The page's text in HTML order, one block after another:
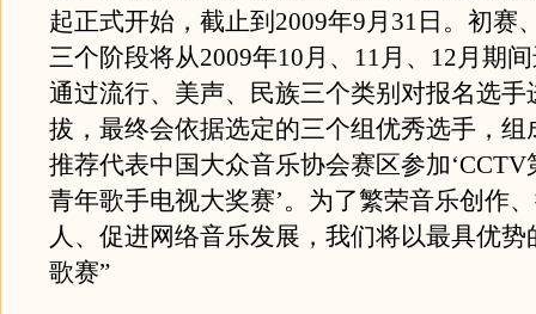
起正式开始，截止到2009年9月31日。初赛
三个阶段将从2009年10月、11月、12月期
通过流行、美声、民族三个类别对报名选手
拔，最终会依据选定的三个组优秀选手，组
推荐代表中国大众音乐协会赛区参加
青年歌手电视大奖赛’。为了繁荣音乐创作
人、促进网络音乐发展，我们将以最具优势
歌赛”